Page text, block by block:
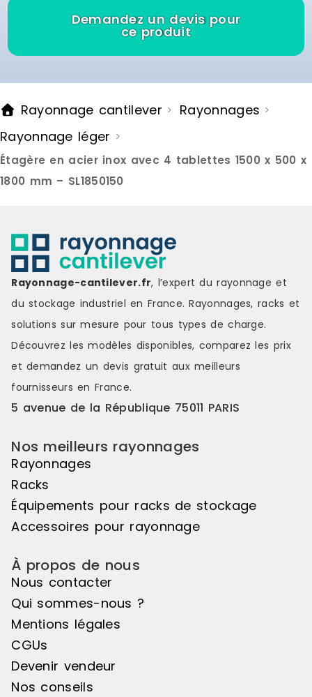
Demandez un devis pour
ce produit
Rayonnage cantilever > Rayonnages >
Rayonnage léger >
Étagère en acier inox avec 4 tablettes 1500 x 500 x
1800 mm – SL1850150
Rayonnage-cantilever.fr, l’expert du rayonnage et
du stockage industriel en France. Rayonnages, racks et
solutions sur mesure pour tous types de charge.
Découvrez les modèles disponibles, comparez les prix
et demandez un devis gratuit aux meilleurs
fournisseurs en France.
5 avenue de la République 75011 PARIS
Nos meilleurs rayonnages
Rayonnages
Racks
Équipements pour racks de stockage
Accessoires pour rayonnage
À propos de nous
Nous contacter
Qui sommes-nous ?
Mentions légales
CGUs
Devenir vendeur
Nos conseils